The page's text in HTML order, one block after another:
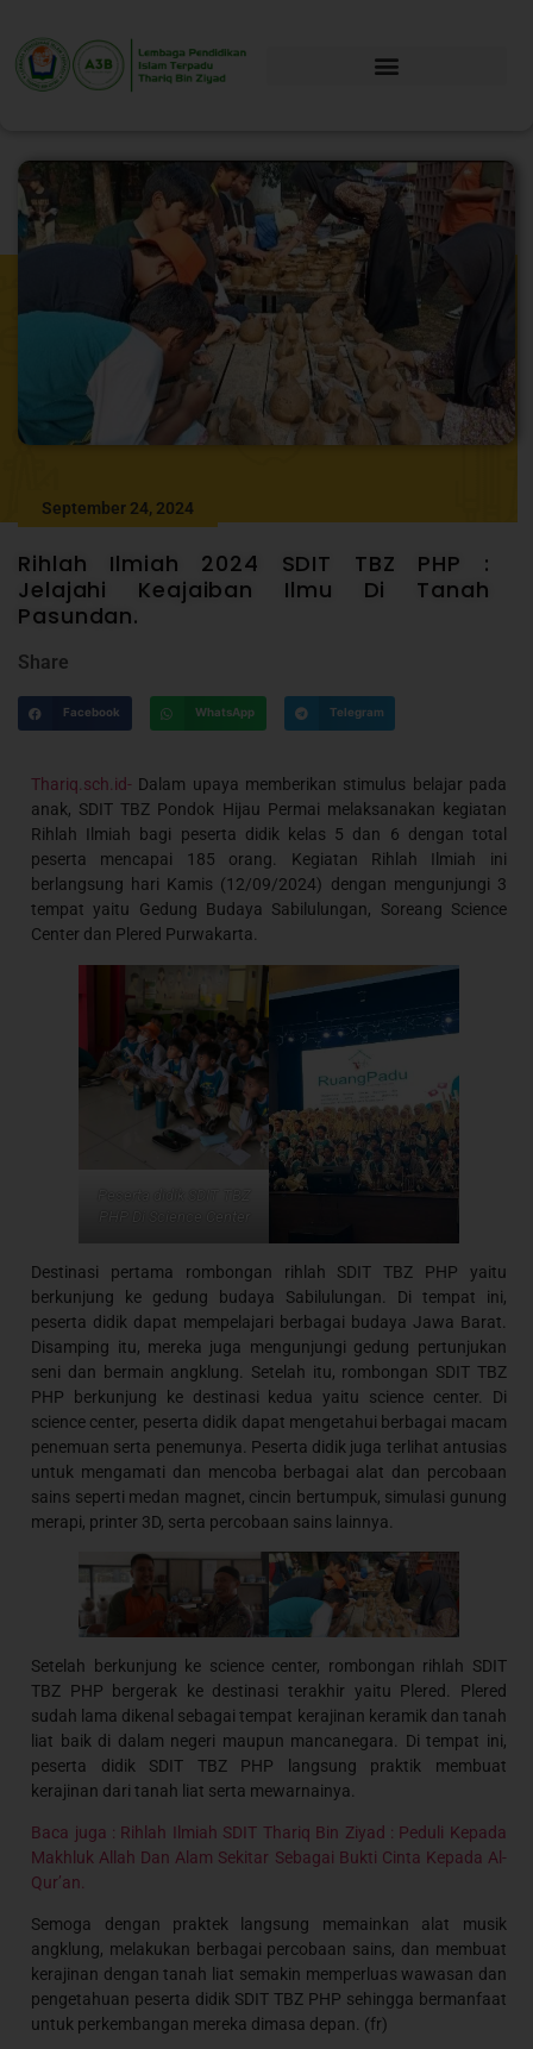
September 24, 2024
Rihlah Ilmiah 2024 SDIT TBZ PHP :
Jelajahi Keajaiban Ilmu Di Tanah
Pasundan.
Share
Facebook WhatsApp Telegram
Thariq.sch.id- Dalam upaya memberikan stimulus belajar pada
anak, SDIT TBZ Pondok Hijau Permai melaksanakan kegiatan
Rihlah Ilmiah bagi peserta didik kelas 5 dan 6 dengan total
peserta mencapai 185 orang. Kegiatan Rihlah Ilmiah ini
berlangsung hari Kamis (12/09/2024) dengan mengunjungi 3
tempat yaitu Gedung Budaya Sabilulungan, Soreang Science
Center dan Plered Purwakarta.
Peserta didik SDIT TBZ
PHP Di Science Center
Destinasi pertama rombongan rihlah SDIT TBZ PHP yaitu
berkunjung ke gedung budaya Sabilulungan. Di tempat ini,
peserta didik dapat mempelajari berbagai budaya Jawa Barat.
Disamping itu, mereka juga mengunjungi gedung pertunjukan
seni dan bermain angklung. Setelah itu, rombongan SDIT TBZ
PHP berkunjung ke destinasi kedua yaitu science center. Di
science center, peserta didik dapat mengetahui berbagai macam
penemuan serta penemunya. Peserta didik juga terlihat antusias
untuk mengamati dan mencoba berbagai alat dan percobaan
sains seperti medan magnet, cincin bertumpuk, simulasi gunung
merapi, printer 3D, serta percobaan sains lainnya.
Setelah berkunjung ke science center, rombongan rihlah SDIT
TBZ PHP bergerak ke destinasi terakhir yaitu Plered. Plered
sudah lama dikenal sebagai tempat kerajinan keramik dan tanah
liat baik di dalam negeri maupun mancanegara. Di tempat ini,
peserta didik SDIT TBZ PHP langsung praktik membuat
kerajinan dari tanah liat serta mewarnainya.
Baca juga : Rihlah Ilmiah SDIT Thariq Bin Ziyad : Peduli Kepada
Makhluk Allah Dan Alam Sekitar Sebagai Bukti Cinta Kepada Al-
Qur’an.
Semoga dengan praktek langsung memainkan alat musik
angklung, melakukan berbagai percobaan sains, dan membuat
kerajinan dengan tanah liat semakin memperluas wawasan dan
pengetahuan peserta didik SDIT TBZ PHP sehingga bermanfaat
untuk perkembangan mereka dimasa depan. (fr)